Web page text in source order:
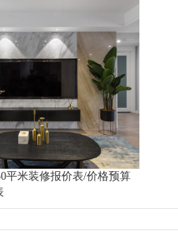
平米装修报价表/价格预算